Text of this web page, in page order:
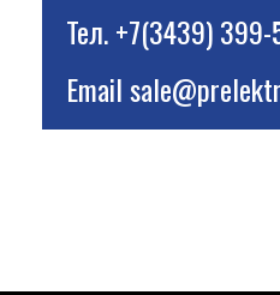
Тел.+7(3439) 399-
Email